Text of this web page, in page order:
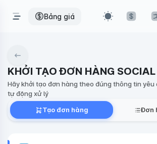
Bảng giá
KHỞI TẠO ĐƠN HÀNG SOCIAL
Hãy khởi tạo đơn hàng theo đúng thông tin yêu
tự động xử lý
Tạo đơn hàng
Đơn